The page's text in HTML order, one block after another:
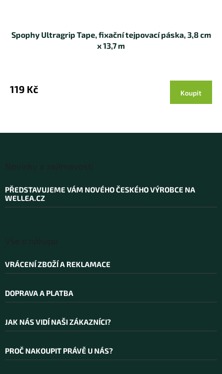
Spophy Ultragrip Tape, fixační tejpovací páska, 3,8 cm
x 13,7 m
119 Kč Koupit
PŘEDSTAVUJEME VÁM NOVÉHO ČESKÉHO VÝROBCE NA
WELLEA.CZ
VRÁCENÍ ZBOŽÍ A REKLAMACE
DOPRAVA A PLATBA
JAK NÁS VIDÍ NAŠI ZÁKAZNÍCI?
PROČ NAKOUPIT PRÁVĚ U NÁS?